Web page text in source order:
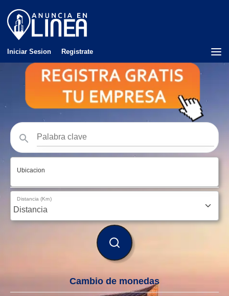
Iniciar Sesion Registrate
Ubicacion
Distancia (Km)
BUSCAR
Cambio de monedas